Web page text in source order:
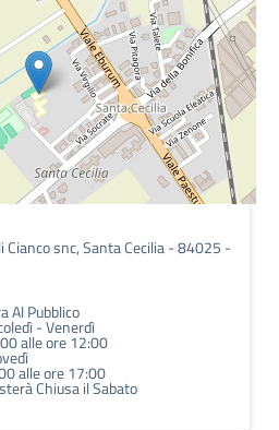
Cianco snc, Santa Cecilia - 84025 -
Al Pubblico
- Venerdì
alle ore 12:00
alle ore 17:00
Chiusa il Sabato